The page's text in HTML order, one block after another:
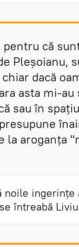
pentru că
Pleșoianu,
dacă
asta mi-au
sau în
la aroganța
noile ingerințe
întreabă